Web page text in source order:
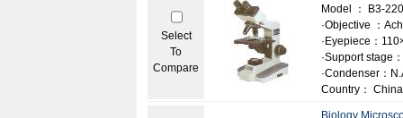
Select
To
Compare
Model ： B3-
·Objective ：
·Eyepiece：
·Support stage
·Condenser：
Country： China
Biology